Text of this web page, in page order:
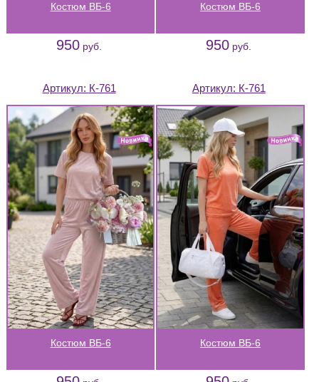
Костюм ВБ-6
950 руб.
Костюм ВБ-6
950 руб.
Артикул: К-761
Костюм ВБ-6
Артикул: К-761
Костюм ВБ-6